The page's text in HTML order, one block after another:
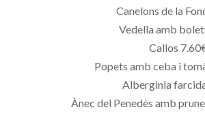
Canelons de la
Vedella amb
Callos
Popets amb ceba i
Alberginia
Ànec del Penedès amb